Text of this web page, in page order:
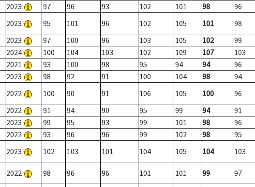
2023 97 96 93 102 101 98
96
2023 95 101 96 102 105 101
98
2023 97 100 96 103 105 102
99
2024 100 104 103 102 109 107
103
2021 93 100 98 95 94 94
96
2023 98 92 91 100 104 98
94
2022 100 90 91 106 105 100
96
2022 91 94 90 95 99 94
91
2023 99 95 93 99 101 98
96
2022 93 96 96 99 102 98
95
2023 102 103 101 104 105 104 103
2022 98 96 96 101 101 99
97